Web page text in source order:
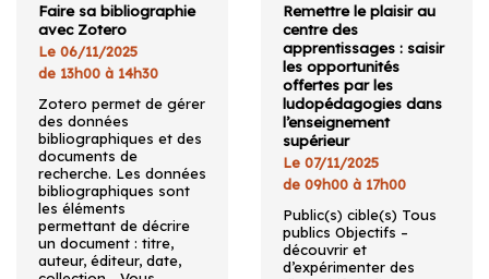
Faire sa bibliographie
avec Zotero
Le 06/11/2025
de 13h00 à 14h30
Zotero permet de gérer
des données
bibliographiques et des
documents de
recherche. Les données
bibliographiques sont
les éléments
permettant de décrire
un document : titre,
auteur, éditeur, date,
Remettre le plaisir au
centre des
apprentissages : saisir
les opportunités
offertes par les
ludopédagogies dans
l’enseignement
supérieur
Le 07/11/2025
de 09h00 à 17h00
Public(s) cible(s) Tous
publics Objectifs –
découvrir et
d’expérimenter des